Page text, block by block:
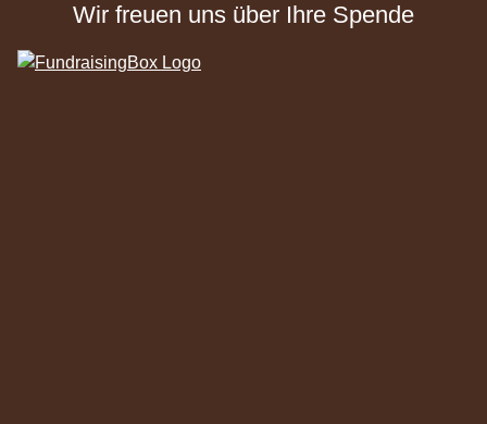
Wir freuen uns über Ihre Spende